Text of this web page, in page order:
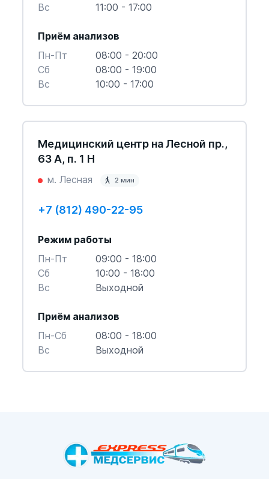
Вс
11:00 - 17:00
Приём анализов
Пн-Пт
08:00 - 20:00
Cб
08:00 - 19:00
Вс
10:00 - 17:00
Медицинский центр на Лесной пр.,
63 А, п. 1 Н
м. Лесная 2 мин
+7 (812) 490-22-95
Режим работы
Пн-Пт
09:00 - 18:00
Cб
10:00 - 18:00
Вс
Выходной
Приём анализов
Пн-Cб
08:00 - 18:00
Вс
Выходной